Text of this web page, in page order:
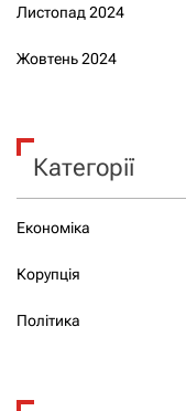
Листопад 2024
Жовтень 2024
Категорії
Економіка
Корупція
Політика